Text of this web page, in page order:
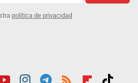
política de privacidad